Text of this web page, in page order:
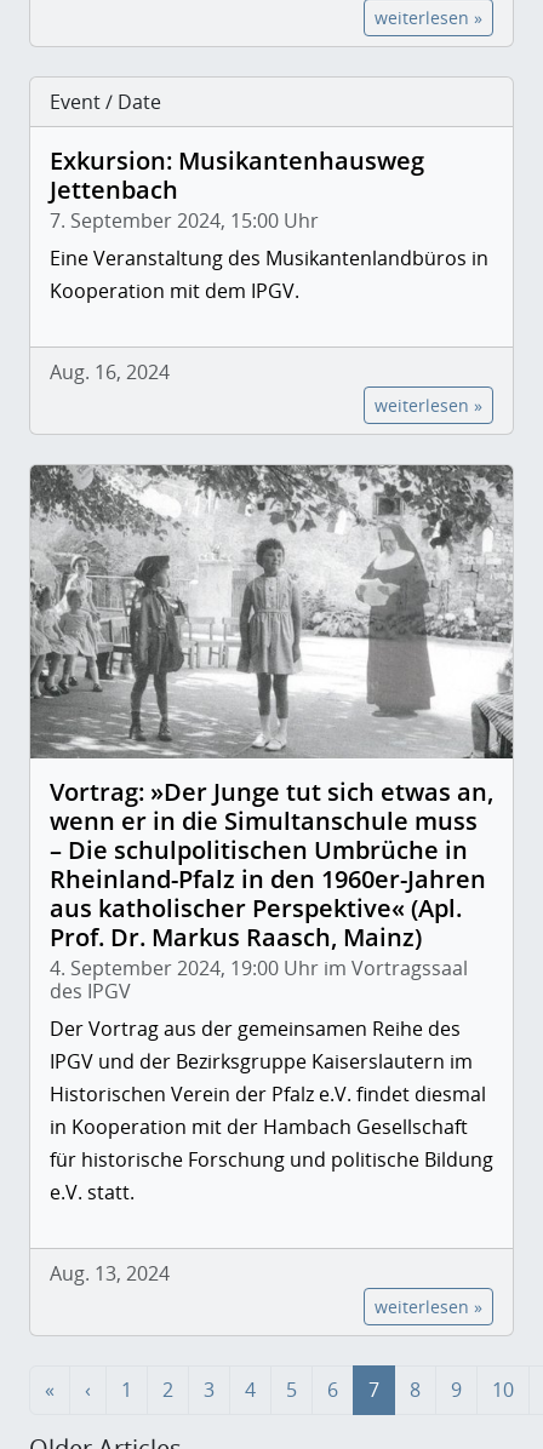
weiterlesen »
Event / Date
Exkursion: Musikantenhausweg
Jettenbach
7. September 2024, 15:00 Uhr
Eine Veranstaltung des Musikantenlandbüros in
Kooperation mit dem IPGV.
Aug. 16, 2024
weiterlesen »
Vortrag: »Der Junge tut sich etwas an,
wenn er in die Simultanschule muss
– Die schulpolitischen Umbrüche in
Rheinland-Pfalz in den 1960er-Jahren
aus katholischer Perspektive« (Apl.
Prof. Dr. Markus Raasch, Mainz)
4. September 2024, 19:00 Uhr im Vortragssaal
des IPGV
Der Vortrag aus der gemeinsamen Reihe des
IPGV und der Bezirksgruppe Kaiserslautern im
Historischen Verein der Pfalz e.V. findet diesmal
in Kooperation mit der Hambach Gesellschaft
für historische Forschung und politische Bildung
e.V. statt.
Aug. 13, 2024
weiterlesen »
« ‹ 1 2 3 4 5 6 7 8 9 10